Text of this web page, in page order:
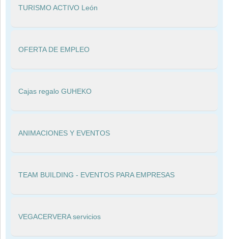
TURISMO ACTIVO León
OFERTA DE EMPLEO
Cajas regalo GUHEKO
ANIMACIONES Y EVENTOS
TEAM BUILDING - EVENTOS PARA EMPRESAS
VEGACERVERA servicios